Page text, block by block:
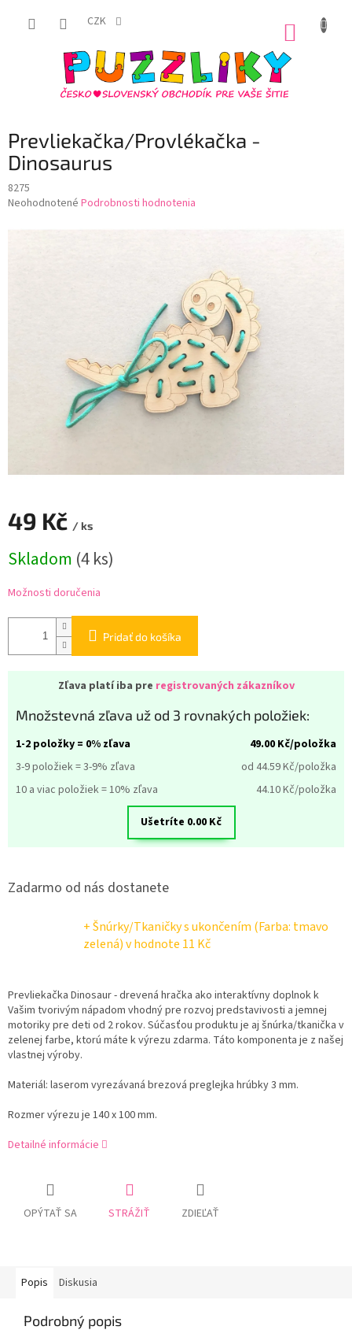
CZK
Prevliekačka/Provlékačka -
Dinosaurus
8275
Priemerné
produktu
Neohodnotené Podrobnosti hodnotenia
49 Kč / ks
cena:
Skladom (4 ks)
Možnosti doručenia
Pridať do košíka
Zľava platí iba pre registrovaných zákazníkov
Množstevná zľava už od 3 rovnakých položiek:
1-2 položky = 0% zľava 49.00 Kč/položka
3-9 položiek = 3-9% zľava
od 44.59Kč/položka
10 a viac položiek = 10% zľava
44.10Kč/položka
Ušetríte 0.00 Kč
Zadarmo od nás dostanete
+ Šnúrky/Tkaničky s ukončením (Farba: tmavo
zelená)v hodnote 11 Kč
Prevliekačka Dinosaur - drevená hračka ako interaktívny doplnok k
Vašim tvorivým nápadom vhodný pre rozvoj predstavivosti a jemnej
motoriky pre deti od 2 rokov. Súčasťou produktu je aj šnúrka/tkanička v
zelenej farbe, ktorú máte k výrezu zdarma. Táto komponenta je z našej
vlastnej výroby.
Materiál: laserom vyrezávaná brezová preglejka hrúbky 3 mm.
Rozmer výrezu je 140 x 100 mm.
Detailné informácie
OPÝTAŤ SA STRÁŽIŤ ZDIEĽAŤ
Popis Diskusia
Podrobný popis